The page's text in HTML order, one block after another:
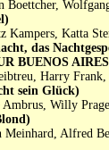
Boettcher,
Kampers, Katta
das
BUENOS
Harry Frank,
sein Glück)
Willy
Alfred